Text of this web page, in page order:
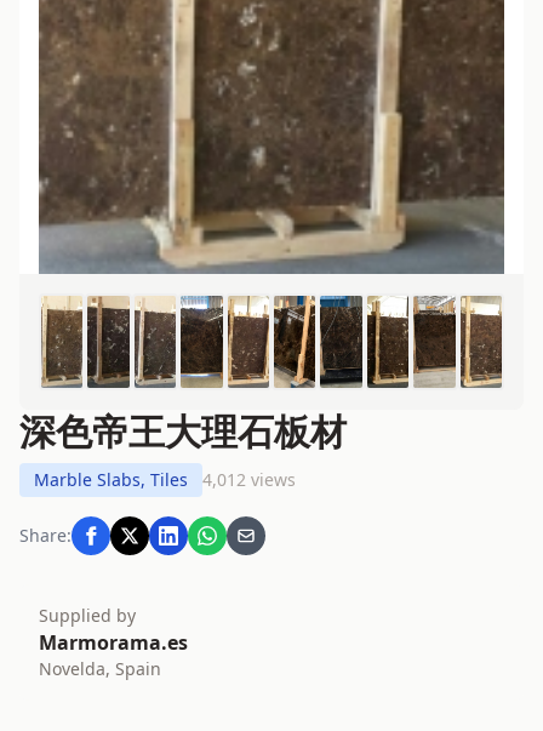
深色帝王大理石板材
Marble Slabs, Tiles 4,012 views
Share:
Supplied by
Marmorama.es
Novelda, Spain